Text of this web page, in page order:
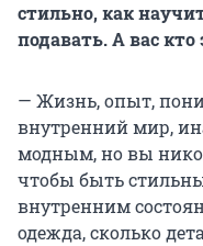
стильно, как
подавать. А вас
— Жизнь, опыт,
внутренний мир,
модным, но вы
чтобы быть
внутренним
одежда, сколько